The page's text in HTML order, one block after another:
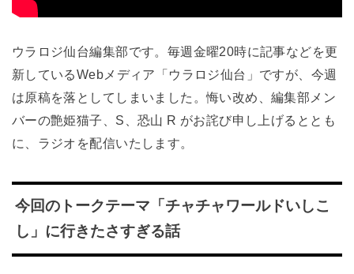
ウラロジ仙台編集部です。毎週金曜20時に記事などを更
新しているWebメディア「ウラロジ仙台」ですが、今週
は原稿を落としてしまいました。悔い改め、編集部メン
バーの艶姫猫子、S、恐山 R がお詫び申し上げるととも
に、ラジオを配信いたします。
今回のトークテーマ「チャチャワールドいしこ
し」に行きたさすぎる話